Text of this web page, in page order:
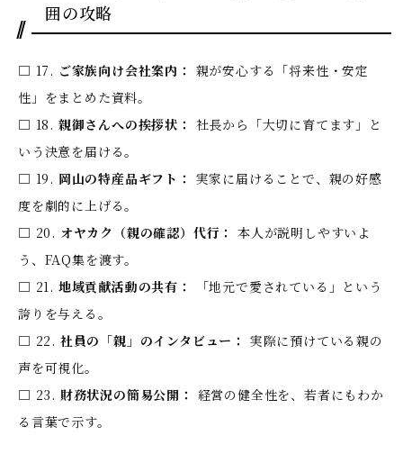
囲の攻略
□ 17. ご家族向け会社案内： 親が安心する「将来性・安定
性」をまとめた資料。
□ 18. 親御さんへの挨拶状： 社長から「大切に育てます」と
いう決意を届ける。
□ 19. 岡山の特産品ギフト： 実家に届けることで、親の好感
度を劇的に上げる。
□ 20. オヤカク（親の確認）代行： 本人が説明しやすいよ
う、FAQ集を渡す。
□ 21. 地域貢献活動の共有：
「地元で愛されている」という
誇りを与える。
□ 22. 社員の「親」のインタビュー： 実際に預けている親の
声を可視化。
□ 23. 財務状況の簡易公開： 経営の健全性を、若者にもわか
る言葉で示す。